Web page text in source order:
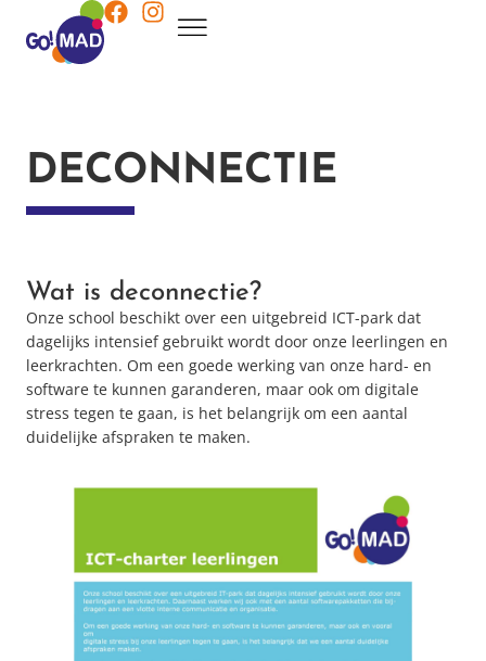
DECONNECTIE
Wat is deconnectie?
Onze school beschikt over een uitgebreid ICT-park dat
dagelijks intensief gebruikt wordt door onze leerlingen en
leerkrachten. Om een goede werking van onze hard- en
software te kunnen garanderen, maar ook om digitale
stress tegen te gaan, is het belangrijk om een aantal
duidelijke afspraken te maken.